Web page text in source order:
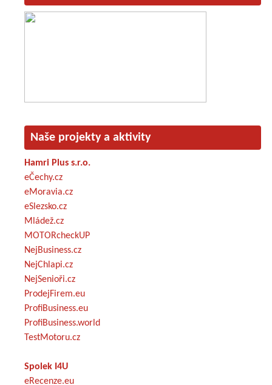
Naše projekty a aktivity
Hamri Plus s.r.o.
eČechy.cz
eMoravia.cz
eSlezsko.cz
Mládež.cz
MOTORcheckUP
NejBusiness.cz
NejChlapi.cz
NejSenioři.cz
ProdejFirem.eu
ProfiBusiness.eu
ProfiBusiness.world
TestMotoru.cz
Spolek I4U
eRecenze.eu